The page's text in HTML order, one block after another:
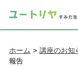
ホーム 講座のお知
報告